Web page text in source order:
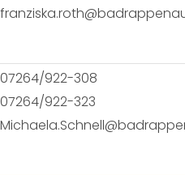
07264/922-308
07264/922-323